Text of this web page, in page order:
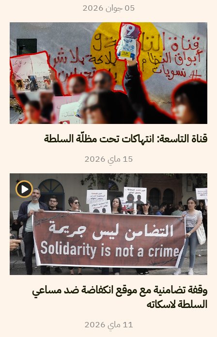
05 جوان2026
قناة التاسعة: انتهاكات تحت مظلّة السلطة
15 ماي2026
وقفة تضامنية مع موقع انكفاضة ضد مساعي
السلطة لاسكاته
11 ماي2026